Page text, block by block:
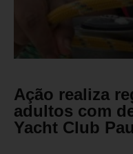
Ação realiza
adultos com
Yacht Club